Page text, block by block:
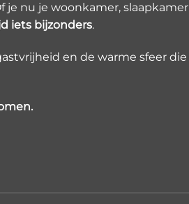
je nu je woonkamer, slaapkamer
iets bijzonders.
en de warme sfeer die